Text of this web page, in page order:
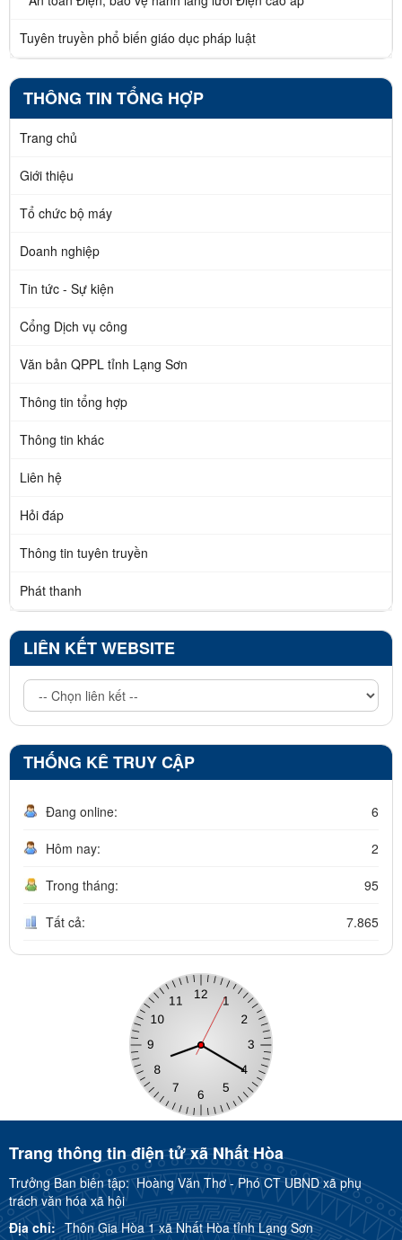
Tuyên truyền phổ biến giáo dục pháp luật
THÔNG TIN TỔNG HỢP
Trang chủ
Giới thiệu
Tổ chức bộ máy
Doanh nghiệp
Tin tức - Sự kiện
Cổng Dịch vụ công
Văn bản QPPL tỉnh Lạng Sơn
Thông tin tổng hợp
Thông tin khác
Liên hệ
Hỏi đáp
Thông tin tuyên truyền
Phát thanh
LIÊN KẾT WEBSITE
THỐNG KÊ TRUY CẬP
Đang online: 6
Hôm nay: 2
Trong tháng: 95
Tất cả: 7.865
Trang thông tin điện tử xã Nhất Hòa
Trưởng Ban biên tập:Hoàng Văn Thơ - Phó CT UBND xã phụ
trách văn hóa xã hội
Địa chỉ: Thôn Gia Hòa 1 xã Nhất Hòa tỉnh Lạng Sơn